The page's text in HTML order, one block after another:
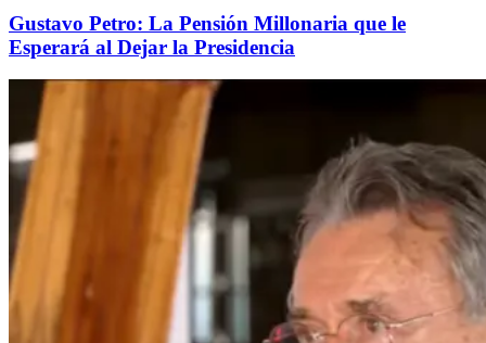
Gustavo Petro: La Pensión Millonaria que le
Esperará al Dejar la Presidencia